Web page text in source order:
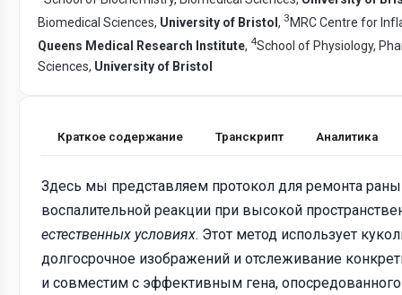
Biomedical Sciences, University of Bristol , 3 MRC Centre for
Queens Medical Research Institute, 4School of Physiology,
Sciences, University of Bristol
Краткое содержание Транскрипт Аналитика
Здесь мы представляем протокол для ремонта
воспалительной реакции при высокой
естественных условиях. Этот метод использует
долгосрочное изображений и отслеживание
и совместим с эффективным гена,